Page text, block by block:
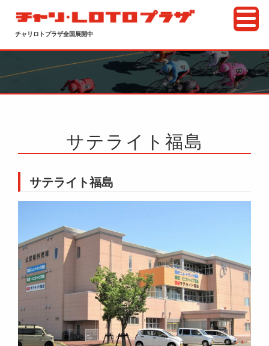
チャリロトプラザ全国展開中
サテライト福島
サテライト福島